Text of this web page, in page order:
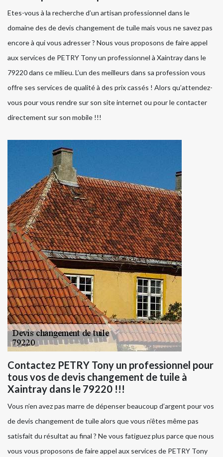
Etes-vous à la recherche d’un artisan professionnel dans le
domaine des de devis changement de tuile mais vous ne savez pas
encore à qui vous adresser ? Nous vous proposons de faire appel
aux services de PETRY Tony un professionnel à Xaintray dans le
79220 dans ce milieu. L’un des meilleurs dans sa profession vous
offre ses services de qualité à des prix cassés ! Alors qu’attendez-
vous pour vous rendre sur son site internet ou pour le contacter
directement sur son mobile !!!
Contactez PETRY Tony un professionnel pour
tous vos de devis changement de tuile à
Xaintray dans le 79220 !!!
Vous n’en avez pas marre de dépenser beaucoup d’argent pour vos
de devis changement de tuile alors que vous n’êtes même pas
satisfait du résultat au final ? Ne vous fatiguez plus parce que nous
vous vous proposons de faire appel aux services de PETRY Tony